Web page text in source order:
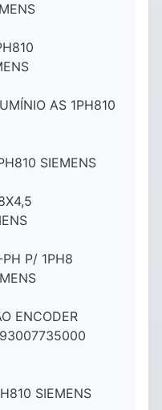
AS 1PH810
SIEMENS
P/ 1PH8
ENCODER
SIEMENS